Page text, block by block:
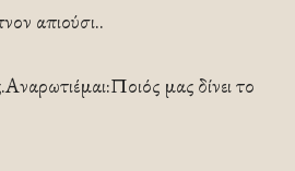
απιούσι..
μας δίνει το